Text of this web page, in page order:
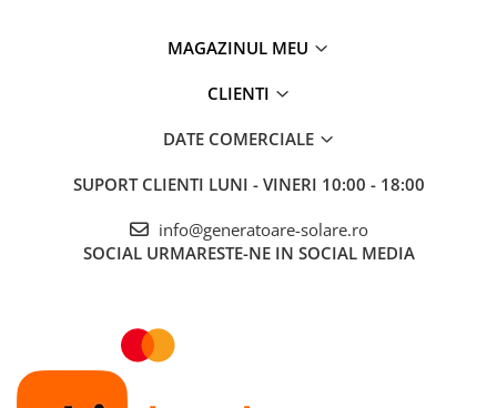
MAGAZINUL MEU
CLIENTI
DATE COMERCIALE
SUPORT CLIENTI LUNI - VINERI 10:00 - 18:00
info@generatoare-solare.ro
SOCIAL URMARESTE-NE IN SOCIAL MEDIA